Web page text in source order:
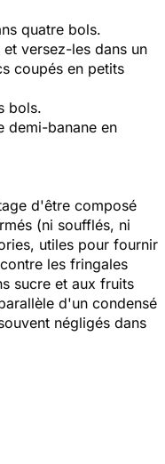
quatre bols.
versez-les dans un
coupés en petits
bols.
demi-banane en
d'être composé
(ni soufflés, ni
utiles pour fournir
les fringales
sucre et aux fruits
d'un condensé
négligés dans